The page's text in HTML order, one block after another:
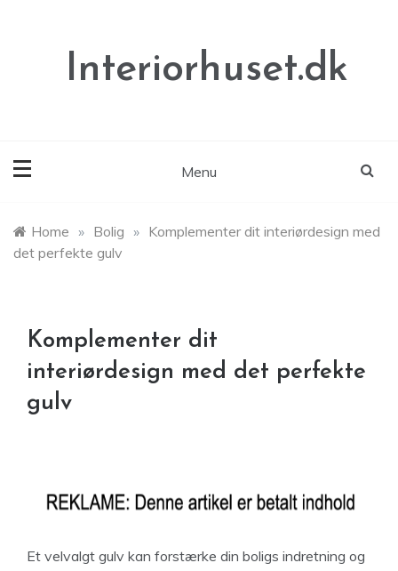
Interiorhuset.dk
Menu
Home » Bolig » Komplementer dit interiørdesign med
det perfekte gulv
Komplementer dit
interiørdesign med det perfekte
gulv
Et velvalgt gulv kan forstærke din boligs indretning og